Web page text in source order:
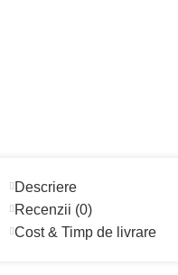
Descriere
Recenzii (0)
Cost & Timp de livrare